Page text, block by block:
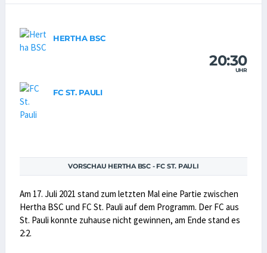
HERTHA BSC
20:30
UHR
FC ST. PAULI
VORSCHAU HERTHA BSC - FC ST. PAULI
Am 17. Juli 2021 stand zum letzten Mal eine Partie zwischen
Hertha BSC und FC St. Pauli auf dem Programm. Der FC aus
St. Pauli konnte zuhause nicht gewinnen, am Ende stand es
2:2.